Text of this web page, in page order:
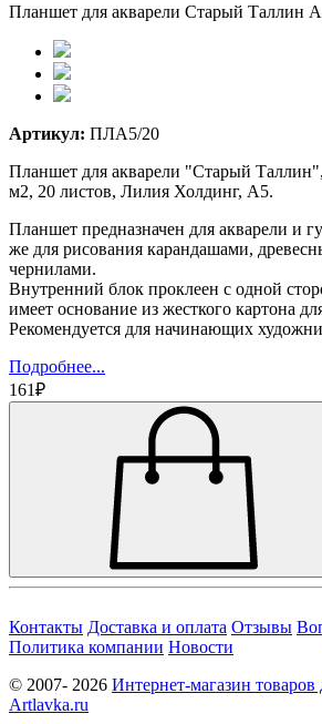
Планшет для акварели Старый Таллин
Артикул: ПЛА5/20
Планшет для акварели "Старый
м2, 20 листов, Лилия Холдинг, А5.
Планшет предназначен для акварели и
же для рисования карандашами,
чернилами.
Внутренний блок проклеен с одной
имеет основание из жесткого картона
Рекомендуется для начинающих
Подробнее...
161₽
Контакты Доставка и оплата Отзывы
Политика компании Новости
© 2007- 2026 Интернет-магазин
Artlavka.ru